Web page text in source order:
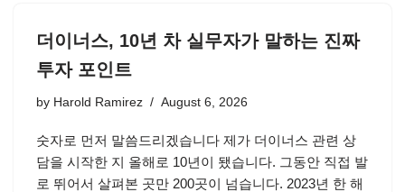
더이너스, 10년 차 실무자가 말하는 진짜
투자 포인트
by Harold Ramirez August 6, 2026
숫자로 먼저 말씀드리겠습니다 제가 더이너스 관련 상
담을 시작한 지 올해로 10년이 됐습니다. 그동안 직접 발
로 뛰어서 살펴본 곳만 200곳이 넘습니다. 2023년 한 해